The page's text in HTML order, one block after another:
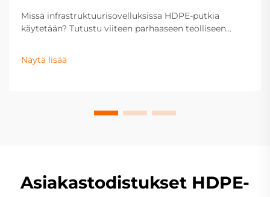
Missä infrastruktuurisovelluksissa HDPE-putkia
käytetään? Tutustu viiteen parhaaseen teolliseen
jätevesiin, salaojitykseen ja maatalouteen. Optimoi
projektisi tekniset vaatimukset jo nyt.
Näytä lisää
Asiakastodistukset HDPE-